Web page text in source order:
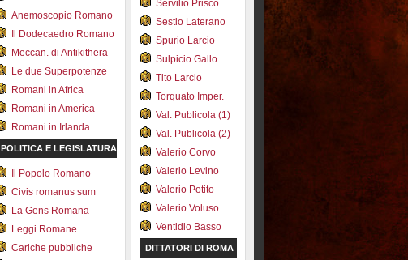
Anemoscopio Romano
Il Dodecaedro Romano
Meccan. di Antikithera
Le due Superpotenze
Romani in Africa
Romani in America
Romani in Irlanda
POLITICA E LEGISLATURA
Il Popolo Romano
Civis romanus sum
La Gens Romana
Leggi Romane
Cariche pubbliche
Servilio Prisco
Sestio Laterano
Spurio Larcio
Sulpicio Gallo
Tito Larcio
Torquato Imper.
Val. Publicola (1)
Val. Publicola (2)
Valerio Corvo
Valerio Levino
Valerio Potito
Valerio Voluso
Ventidio Basso
DITTATORI DI ROMA